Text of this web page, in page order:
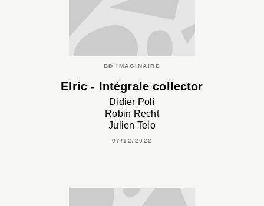
BD IMAGINAIRE
Elric - Intégrale collector
Didier Poli
Robin Recht
Julien Telo
07/12/2022